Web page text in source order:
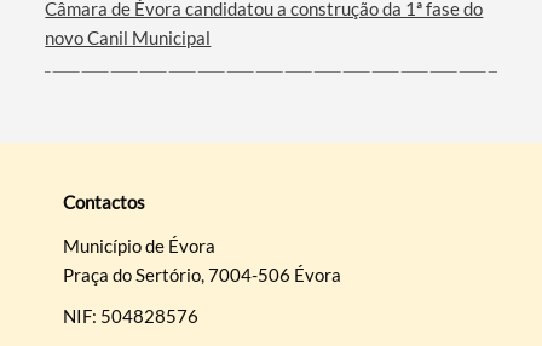
Câmara de Évora candidatou a construção da 1ª fase do
novo Canil Municipal
Contactos
Município de Évora
Praça do Sertório, 7004-506 Évora
NIF: 504828576